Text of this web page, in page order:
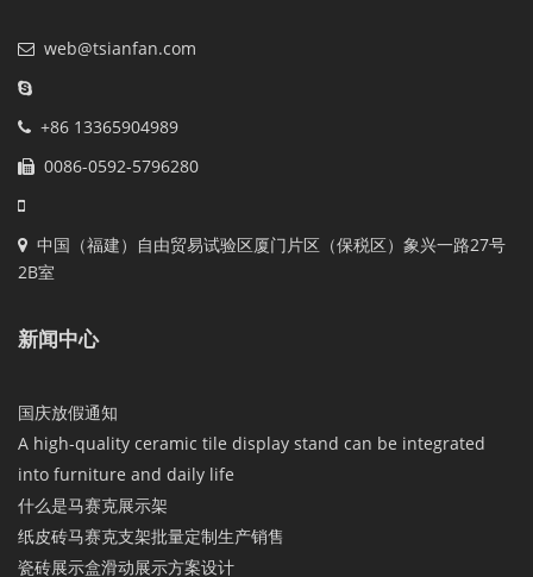
web@tsianfan.com
+86 13365904989
0086-0592-5796280
中国（福建）自由贸易试验区厦门片区（保税区）象兴一路27号
2B室
新闻中心
国庆放假通知
A high-quality ceramic tile display stand can be integrated
into furniture and daily life
什么是马赛克展示架
纸皮砖马赛克支架批量定制生产销售
瓷砖展示盒滑动展示方案设计